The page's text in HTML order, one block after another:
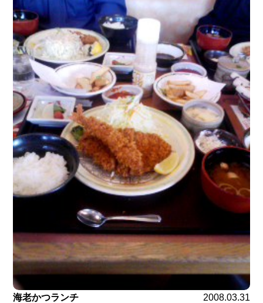
海老かつランチ
2008.03.31